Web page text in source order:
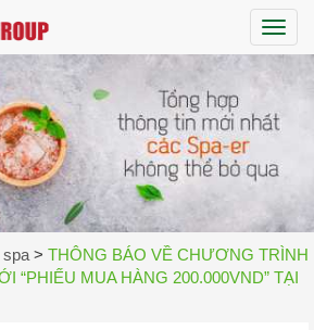
spa > THÔNG BÁO VỀ CHƯƠNG TRÌNH
“PHIẾU MUA HÀNG 200.000VND” TẠI